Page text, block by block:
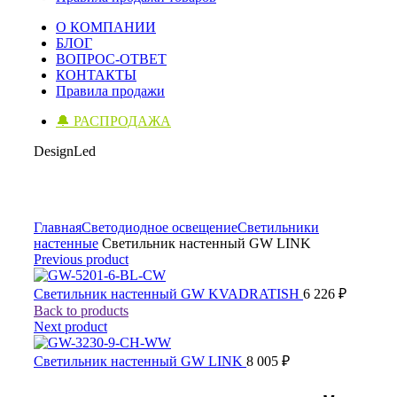
О КОМПАНИИ
БЛОГ
ВОПРОС-ОТВЕТ
КОНТАКТЫ
Правила продажи
🔔 РАСПРОДАЖА
DesignLed
ГлавнаяСветодиодное освещениеСветильники
настенные Светильник настенный GW LINK
Previous product
Светильник настенный GW KVADRATISH 6 226 ₽
Back to products
Next product
Светильник настенный GW LINK 8 005 ₽